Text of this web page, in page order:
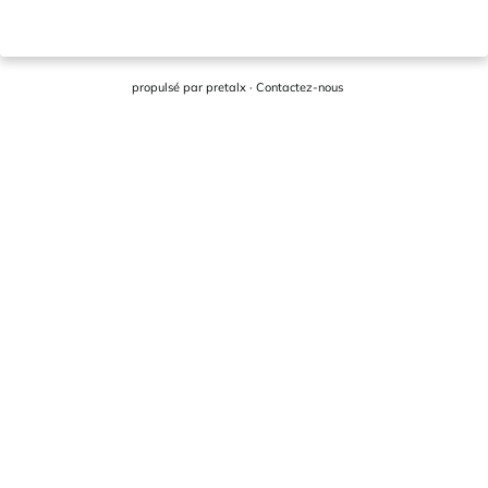
propulsé par pretalx · Contactez-nous